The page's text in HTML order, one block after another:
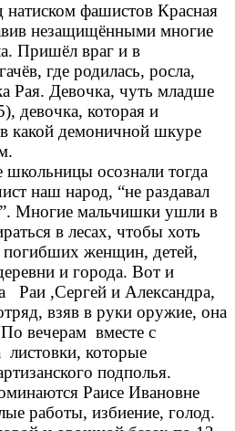
фашистов Красная
незащищёнными многие
Пришёл враг и в
где родилась, росла,
Рая. Девочка, чуть младше
девочка, которая и
какой демоничной шкуре
осознали тогда
наш народ, “не раздавал
Многие мальчишки ушли в
в лесах, чтобы хоть
погибших женщин, детей,
и города. Вот и
Раи ,Сергей и Александра,
взяв в руки оружие, она
вечерам вместе с
листовки, которые
подполья.
Раисе Ивановне
работы, избиение, голод.